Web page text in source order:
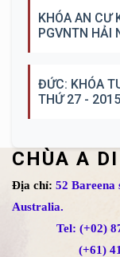
KHÓA AN CƯ
PGVNTN HẢI
ĐỨC: KHÓA
THỨ 27 - 2015
CHÙA A
Địa chỉ: 52 Bareena
Australia.
Tel: (+02)
(+61)